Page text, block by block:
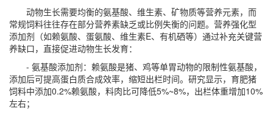
动物生长需要均衡的氨基酸、维生素、矿物质等营养元素，而
常规饲料往往存在部分营养素缺乏或比例失衡的问题。营养强化型
添加剂（如赖氨酸、蛋氨酸、维生素E、有机硒等）通过补充关键营
养缺口，直接促进动物生长发育：
- 氨基酸添加剂：赖氨酸是猪、鸡等单胃动物的限制性氨基酸，
添加后可提高蛋白质合成效率，缩短出栏时间。研究显示，育肥猪
饲料中添加0.2%赖氨酸，料肉比可降低5%~8%，出栏体重增加10%
左右；